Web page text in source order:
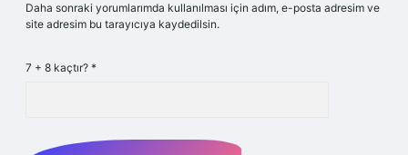
Daha sonraki yorumlarımda kullanılması için adım, e-posta adresim ve
site adresim bu tarayıcıya kaydedilsin.
7 + 8 kaçtır? *